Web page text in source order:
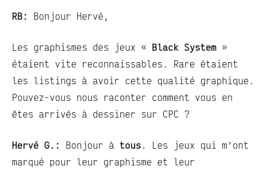
RB: Bonjour Hervé,
Les graphismes des jeux « Black System »
étaient vite reconnaissables. Rare étaient
les listings à avoir cette qualité graphique.
Pouvez-vous nous raconter comment vous en
êtes arrivés à dessiner sur CPC ?
Hervé G.: Bonjour à tous . Les jeux qui m’ont
marqué pour leur graphisme et leur